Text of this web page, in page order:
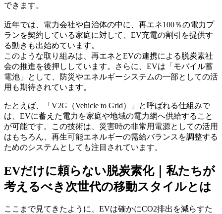
できます。
近年では、電力会社や自治体の中に、再エネ100％の電力プ
ランを契約している家庭に対して、EV充電の割引を提供す
る動きも出始めています。
このような取り組みは、再エネとEVの連携による脱炭素社
会の推進を後押ししています。さらに、EVは「モバイル蓄
電池」として、防災やエネルギーシステムの一部としての活
用も期待されています。
たとえば、「V2G（Vehicle to Grid）」と呼ばれる仕組みで
は、EVに蓄えた電力を家庭や地域の電力網へ供給すること
が可能です。この技術は、災害時の非常用電源としての活用
はもちろん、再生可能エネルギーの需給バランスを調整する
ためのシステムとしても注目されています。
EVだけに頼らない脱炭素化｜私たちが
考えるべき次世代の移動スタイルとは
ここまで見てきたように、EVは確かにCO2排出を減らすた